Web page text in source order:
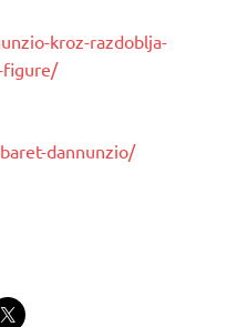
kroz-razdoblja-
figure/
dannunzio/